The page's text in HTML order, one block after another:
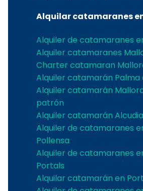
Alquilar catamaranes
Alquiler de catamaranes
Alquiler catamaranes
Charter catamaran
Alquiler catamarán Palma
Alquiler catamarán
patrón
Alquiler catamarán Alcudia
Alquiler de catamaranes
Pollensa
Alquiler de catamaranes
Portals
Alquilar catamarán en